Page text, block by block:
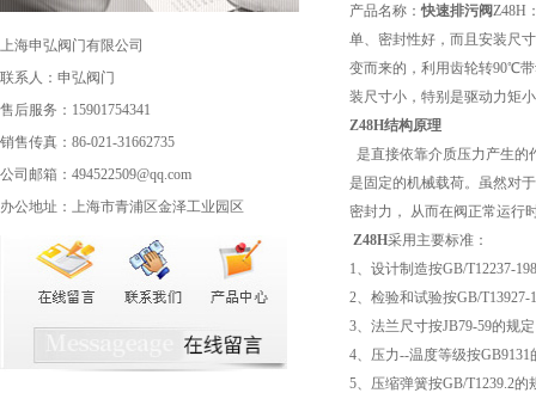
上海申弘阀门有限公司
联系人：申弘阀门
售后服务：15901754341
销售传真：86-021-31662735
公司邮箱：494522509@qq.com
办公地址：上海市青浦区金泽工业园区
产品名称：快速排污阀Z48H
单、密封性好，而且安装尺
变而来的，利用齿轮转90℃
装尺寸小，特别是驱动力矩
Z48H结构原理
是直接依靠介质压力产生的
是固定的机械载荷。虽然对
密封力， 从而在阀正常运行
Z48H采用主要标准：
1、设计制造按GB/T12237-
2、检验和试验按GB/T13927-
3、法兰尺寸按JB79-59的规
4、压力--温度等级按GB9131
5、压缩弹簧按GB/T1239.2的